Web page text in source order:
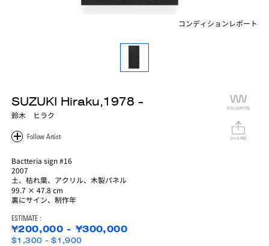
コンディションレポート
SUZUKI Hiraku,1978 -
鈴木 ヒラク
Bactteria sign #16
2007
土、枯れ葉、アクリル、木製パネル
99.7 × 47.8 cm
裏にサイン、制作年
FAVORITE
SHARE
ESTIMATE :
¥200,000 - ¥300,000
$1,300 - $1,900